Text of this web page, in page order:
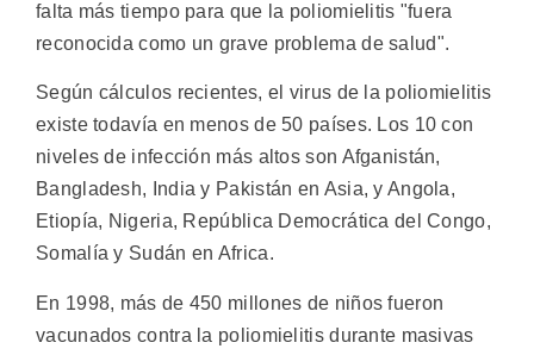
falta más tiempo para que la poliomielitis "fuera
reconocida como un grave problema de salud".
Según cálculos recientes, el virus de la poliomielitis
existe todavía en menos de 50 países. Los 10 con
niveles de infección más altos son Afganistán,
Bangladesh, India y Pakistán en Asia, y Angola,
Etiopía, Nigeria, República Democrática del Congo,
Somalía y Sudán en Africa.
En 1998, más de 450 millones de niños fueron
vacunados contra la poliomielitis durante masivas